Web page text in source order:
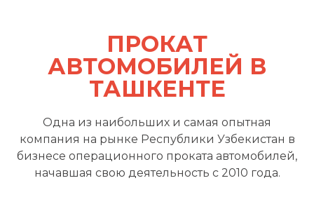
ПРОКАТ
АВТОМОБИЛЕЙ В
ТАШКЕНТЕ
Одна из наибольших и самая опытная
компания на рынке Республики Узбекистан в
бизнесе операционного проката автомобилей,
начавшая свою деятельность с 2010 года.